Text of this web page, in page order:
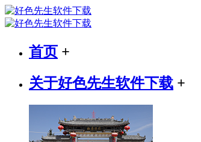
首页 +
关于好色先生软件下载 +